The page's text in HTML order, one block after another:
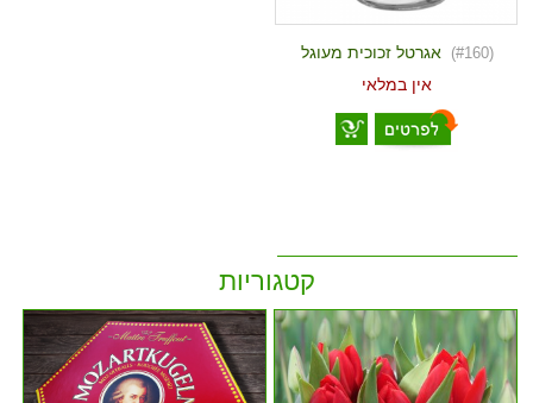
(#160)
אגרטל זכוכית מעוגל
אין במלאי
קטגוריות